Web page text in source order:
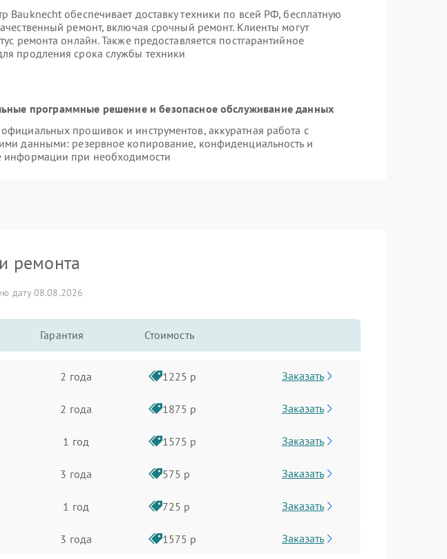
Bauknecht обеспечивает доставку техники по всей РФ, бесплатную
ремонт, включая срочный ремонт. Клиенты могут
ремонта онлайн. Также предоставляется постгарантийное
продления срока службы техники
программные решение и безопасное обслуживание данных
прошивок и инструментов, аккуратная работа с
данными: резервное копирование, конфиденциальность и
информации при необходимости
ремонта
дату 08.08.2026
Гарантия Стоимость
2 года 1225 р Заказать
2 года 1875 р Заказать
1 год 1575 р Заказать
3 года 575 р Заказать
1 год 725 р Заказать
3 года 1575 р Заказать